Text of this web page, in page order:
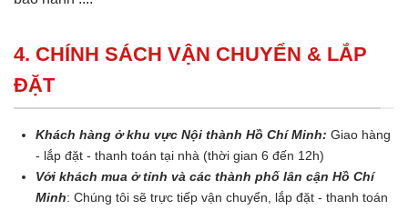
4. CHÍNH SÁCH VẬN CHUYỂN & LẮP
ĐẶT
Khách hàng ở khu vực Nội thành Hồ Chí Minh: Giao hàng
- lắp đặt - thanh toán tại nhà (thời gian 6 đến 12h)
Với khách mua ở tỉnh và các thành phố lân cận Hồ Chí
Minh: Chúng tôi sẽ trực tiếp vận chuyển, lắp đặt - thanh toán